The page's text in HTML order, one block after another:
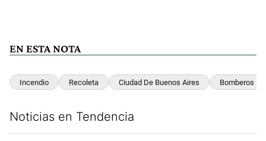
EN ESTA NOTA
Incendio Recoleta Ciudad De Buenos Aires Bomberos
Noticias en Tendencia